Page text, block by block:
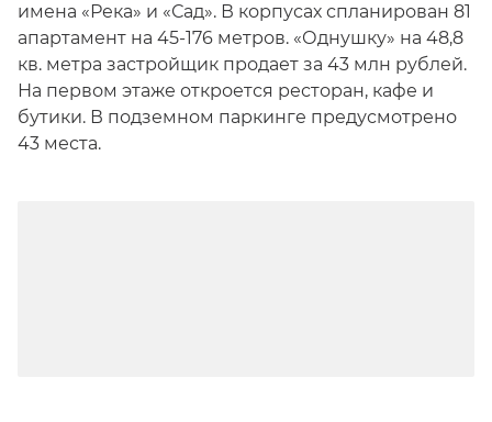
имена «Река» и «Сад». В корпусах спланирован 81
апартамент на 45-176 метров. «Однушку» на 48,8
кв. метра застройщик продает за 43 млн рублей.
На первом этаже откроется ресторан, кафе и
бутики. В подземном паркинге предусмотрено
43 места.